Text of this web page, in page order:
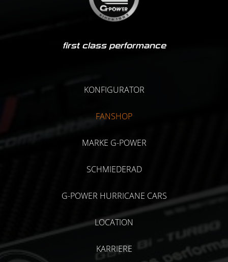
first class performance
KONFIGURATOR
FANSHOP
MARKE G-POWER
SCHMIEDERAD
G-POWER HURRICANE CARS
LOCATION
KARRIERE